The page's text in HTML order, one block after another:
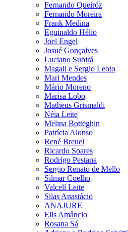
Fernando Queiróz
Fernando Moreira
Frank Medina
Eguinaldo Hélio
Joel Engel
Josué Gonçalves
Luciano Subirá
Magali e Sergio Leoto
Mari Mendes
Mário Moreno
Marisa Lobo
Matheus Grismaldi
Néia Leite
Melina Botteghin
Patrícia Alonso
René Breuel
Ricardo Soares
Rodrigo Pestana
Sergio Renato de Mello
Silmar Coelho
Valcelí Leite
Silas Anastácio
ANAJURE
Elis Amâncio
Rosana Sá